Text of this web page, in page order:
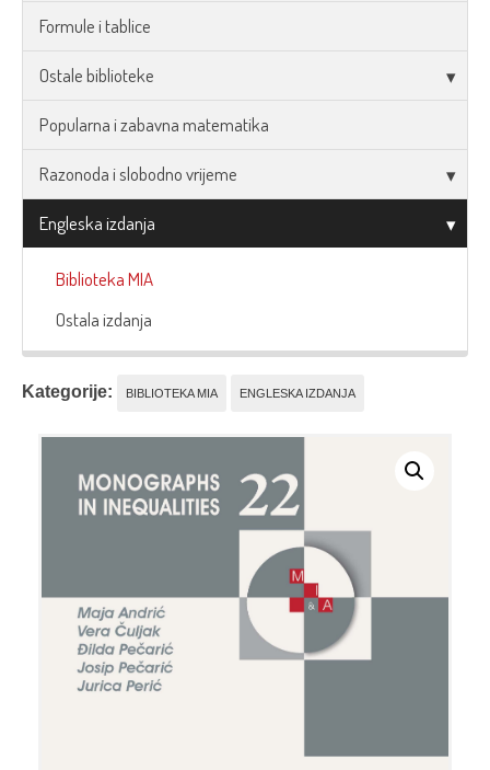
Formule i tablice
Ostale biblioteke
Popularna i zabavna matematika
Razonoda i slobodno vrijeme
Engleska izdanja
Biblioteka MIA
Ostala izdanja
Kategorije: BIBLIOTEKA MIA ENGLESKA IZDANJA